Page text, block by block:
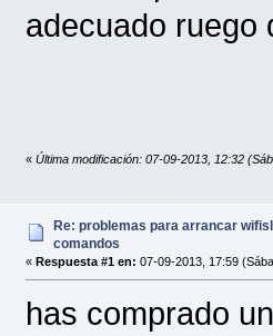
adecuado ruego
« Última modificación: 07-09-2013, 12:32
Re: problemas para arrancar
comandos
« Respuesta #1 en: 07-09-2013, 17:59
has comprado